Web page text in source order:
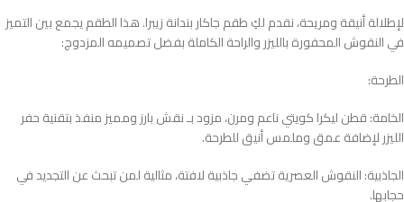
لإطلالة أنيقة ومريحة، نقدم لكِ طقم جاكار بندانة زيبرا. هذا الطقم يجمع بين التميز
في النقوش المحفورة بالليزر والراحة الكاملة بفضل تصميمه المزدوج:
الطرحة:
الخامة: قطن ليكرا كويتي ناعم ومرن، مزود بـ نقش بارز ومميز منفذ بتقنية حفر
الليزر لإضافة عمق وملمس أنيق للطرحة.
الجاذبية: النقوش العصرية تضفي جاذبية لافتة، مثالية لمن تبحث عن التجديد في
حجابها.